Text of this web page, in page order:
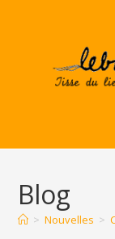
Blog
> Nouvelles >